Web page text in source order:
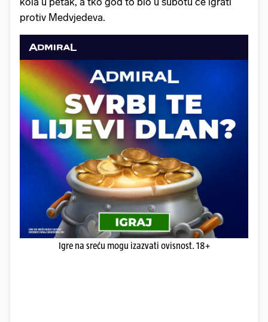
protiv Medvjedeva.
Igre na sreću mogu izazvati ovisnost. 18+